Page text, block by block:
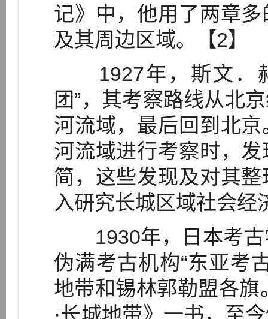
记》中，他用了两章
及其周边区域。【2】
1927年，斯文．
团”，其考察路线从北
河流域，最后回到北
河流域进行考察时，
简，这些发现及对其
入研究长城区域社会经
1930年，日本考古
伪满考古机构“东亚考
地带和锡林郭勒盟各
·长城地带》一书，至